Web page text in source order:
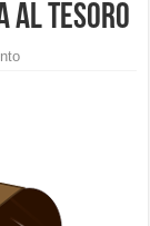
al tesoro